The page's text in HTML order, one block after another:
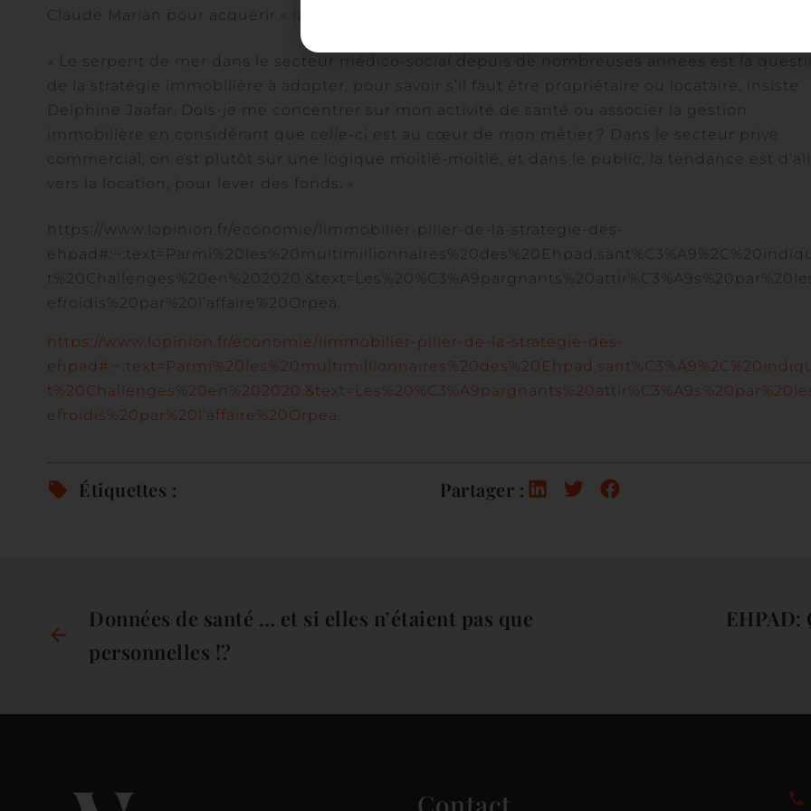
Claude Marian pour acquérir « la moitié des murs de ses Ehpad, le nerf de la guerre ».
« Le serpent de mer dans le secteur médico-social depuis de nombreuses années est la
de la stratégie immobilière à adopter, pour savoir s’il faut être propriétaire ou locataire, insiste
Delphine Jaafar. Dois-je me concentrer sur mon activité de santé ou associer la gestion
immobilière en considérant que celle-ci est au cœur de mon métier ? Dans le secteur privé
commercial, on est plutôt sur une logique moitié-moitié, et dans le public, la tendance est
vers la location, pour lever des fonds. »
https://www.lopinion.fr/economie/limmobilier-pilier-de-la-strategie-des-
efroidis%20par%20l’affaire%20Orpea.
https://www.lopinion.fr/economie/limmobilier-pilier-de-la-strategie-des-
efroidis%20par%20l’affaire%20Orpea.
Étiquettes : Partager :
Données de santé … et si elles n’étaient pas que
personnelles !?
Contact